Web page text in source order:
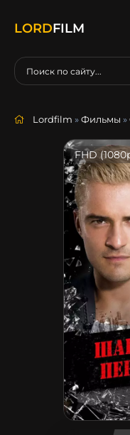
LORDFILM
Lordfilm »Фильмы »
FHD